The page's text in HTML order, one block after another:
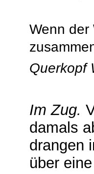
Wenn der
Querkopf
Im Zug.
damals
drangen
über